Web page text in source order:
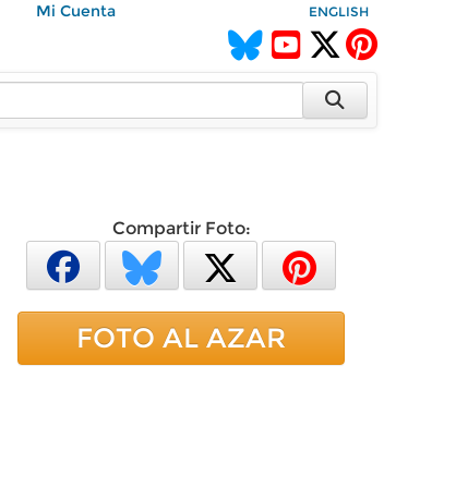
Mi Cuenta ENGLISH
Compartir Foto:
FOTO AL AZAR